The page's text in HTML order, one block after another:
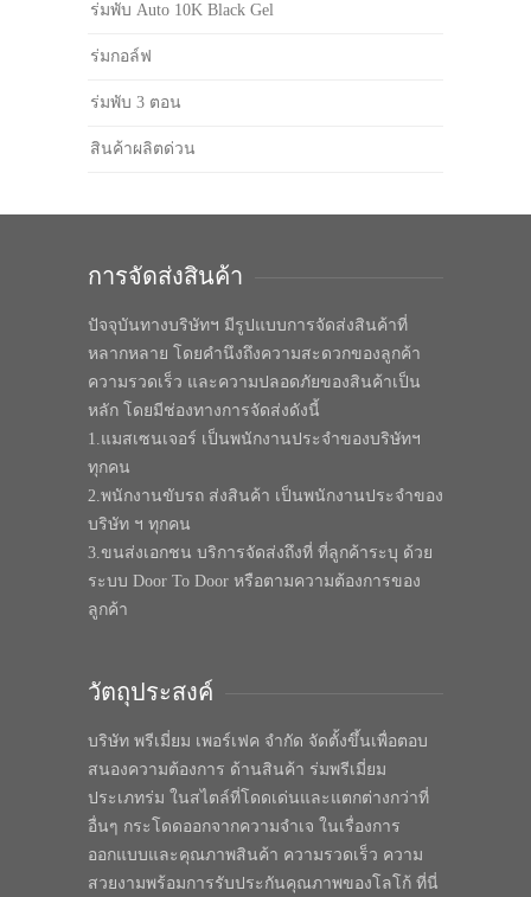
ร่มพับ Auto 10K Black Gel
ร่มกอล์ฟ
ร่มพับ 3 ตอน
สินค้าผลิตด่วน
การจัดส่งสินค้า
ปัจจุบันทางบริษัทฯ มีรูปแบบการจัดส่งสินค้าที่
หลากหลาย โดยคำนึงถึงความสะดวกของลูกค้า
ความรวดเร็ว และความปลอดภัยของสินค้าเป็น
หลัก โดยมีช่องทางการจัดส่งดังนี้
1.แมสเซนเจอร์ เป็นพนักงานประจำของบริษัทฯ
ทุกคน
2.พนักงานขับรถ ส่งสินค้า เป็นพนักงานประจำของ
บริษัท ฯ ทุกคน
3.ขนส่งเอกชน บริการจัดส่งถึงที่ ที่ลูกค้าระบุ ด้วย
ระบบ Door To Door หรือตามความต้องการของ
ลูกค้า
วัตถุประสงค์
บริษัท พรีเมี่ยม เพอร์เฟค จำกัด จัดตั้งขึ้นเพื่อตอบ
สนองความต้องการ ด้านสินค้า ร่มพรีเมี่ยม
ประเภทร่ม ในสไตล์ที่โดดเด่นและแตกต่างกว่าที่
อื่นๆ กระโดดออกจากความจำเจ ในเรื่องการ
ออกแบบและคุณภาพสินค้า ความรวดเร็ว ความ
สวยงามพร้อมการรับประกันคุณภาพของโลโก้ ที่นี่